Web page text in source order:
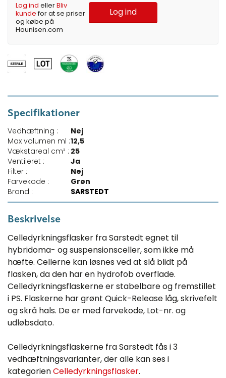
Log ind ellerBliv
kundefor at se priser
og købe på
Hounisen.com
Log ind
Specifikationer
Vedhæftning :
Nej
Max volumen ml :12,5
Vækstareal cm² : 25
Ventileret :
Ja
Filter :
Nej
Farvekode :
Grøn
Brand :
SARSTEDT
Beskrivelse
Celledyrkningsflasker fra Sarstedt egnet til
hybridoma- og suspensionsceller, som ikke må
hæfte. Cellerne kan løsnes ved at slå blidt på
flasken, da den har en hydrofob overflade.
Celledyrkningsflaskerne er stabelbare og fremstillet
i PS. Flaskerne har grønt Quick-Release låg, skrivefelt
og skrå hals. De er med farvekode, Lot-nr. og
udløbsdato.
Celledyrkningsflaskerne fra Sarstedt fås i 3
vedhæftningsvarianter, der alle kan ses i
kategorienCelledyrkningsflasker.